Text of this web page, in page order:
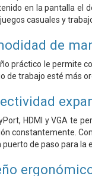
en la pantalla el
casuales y
de
práctico le permite
de trabajo esté más
HDMI y VGA te
constantemente.
puerto de paso para la